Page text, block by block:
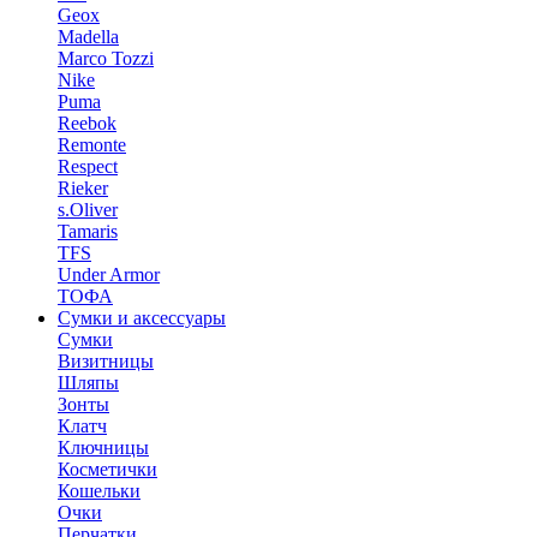
Geox
Madella
Marco Tozzi
Nike
Puma
Reebok
Remonte
Respect
Rieker
s.Oliver
Tamaris
TFS
Under Armor
ТОФА
Сумки и аксессуары
Сумки
Визитницы
Шляпы
Зонты
Клатч
Ключницы
Косметички
Кошельки
Очки